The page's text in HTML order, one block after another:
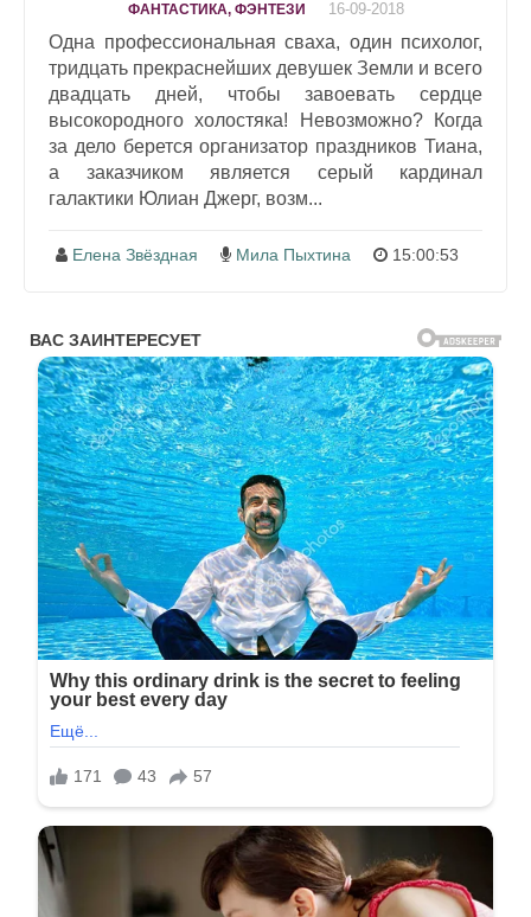
ФАНТАСТИКА, ФЭНТЕЗИ 16-09-2018
Одна профессиональная сваха, один психолог,
тридцать прекраснейших девушек Земли и всего
двадцать дней, чтобы завоевать сердце
высокородного холостяка! Невозможно? Когда
за дело берется организатор праздников Тиана,
а заказчиком является серый кардинал
галактики Юлиан Джерг, возм...
Елена Звёздная Мила Пыхтина 15:00:53